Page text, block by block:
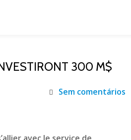
300 M$
Sem comentários